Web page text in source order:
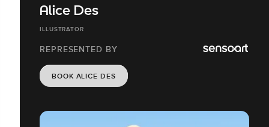
Alice Des
ILLUSTRATOR
REPRESENTED BY
BOOK ALICE DES